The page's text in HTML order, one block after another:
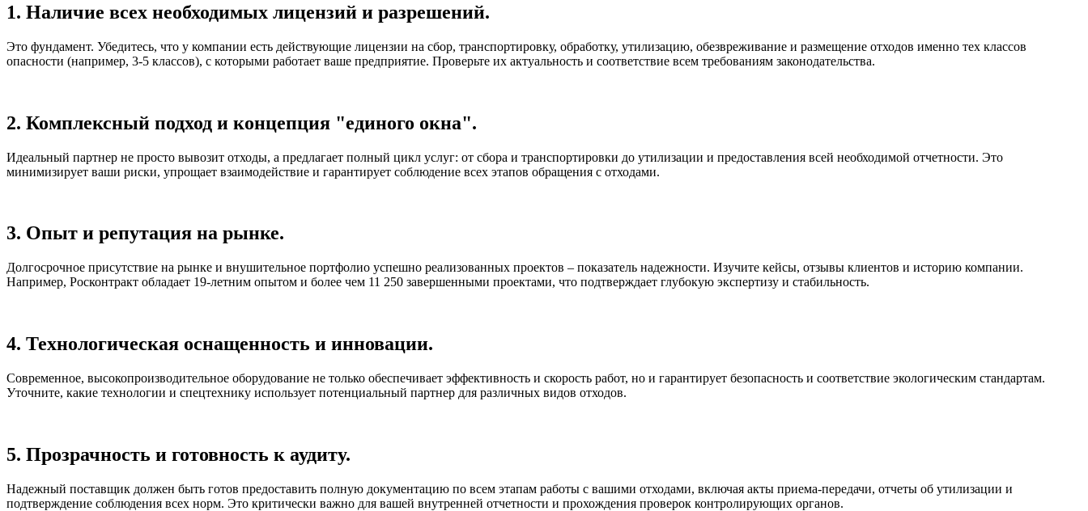
1. Наличие всех необходимых лицензий и разрешений.
Это фундамент. Убедитесь, что у компании есть действующие лицензии на сбор, транспортировку, обработку, утилизацию, обезвреживание и размещение отходов именно тех классов
опасности (например, 3-5 классов), с которыми работает ваше предприятие. Проверьте их актуальность и соответствие всем требованиям законодательства.
2. Комплексный подход и концепция "единого окна".
Идеальный партнер не просто вывозит отходы, а предлагает полный цикл услуг: от сбора и транспортировки до утилизации и предоставления всей необходимой отчетности. Это
минимизирует ваши риски, упрощает взаимодействие и гарантирует соблюдение всех этапов обращения с отходами.
3. Опыт и репутация на рынке.
Долгосрочное присутствие на рынке и внушительное портфолио успешно реализованных проектов – показатель надежности. Изучите кейсы, отзывы клиентов и историю компании.
Например, Росконтракт обладает 19-летним опытом и более чем 11 250 завершенными проектами, что подтверждает глубокую экспертизу и стабильность.
4. Технологическая оснащенность и инновации.
Современное, высокопроизводительное оборудование не только обеспечивает эффективность и скорость работ, но и гарантирует безопасность и соответствие экологическим стандартам.
Уточните, какие технологии и спецтехнику использует потенциальный партнер для различных видов отходов.
5. Прозрачность и готовность к аудиту.
Надежный поставщик должен быть готов предоставить полную документацию по всем этапам работы с вашими отходами, включая акты приема-передачи, отчеты об утилизации и
подтверждение соблюдения всех норм. Это критически важно для вашей внутренней отчетности и прохождения проверок контролирующих органов.